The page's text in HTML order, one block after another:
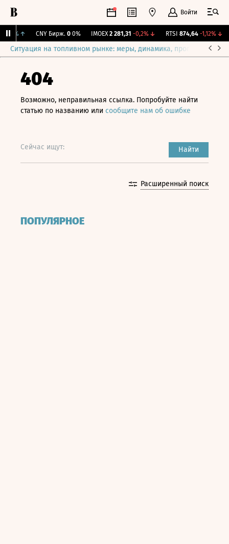
Войти
↑ CNY Бирж. 0 0% IMOEX 2 281,31 -0,2%↓ RTSI 874,64 -1,12%↓
Ситуация на топливном рынке: меры, динамика, прогнозы
404
Возможно, неправильная ссылка. Попробуйте найти
статью по названию или сообщите нам об ошибке
Сейчас ищут: Найти
Расширенный поиск
ПОПУЛЯРНОЕ